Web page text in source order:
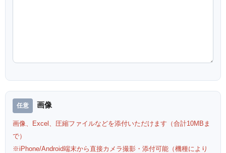
画像
画像、Excel、圧縮ファイルなどを添付いただけます（合計10MBま
で）
※iPhone/Android端末から直接カメラ撮影・添付可能（機種により